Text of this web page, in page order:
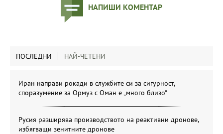
НАПИШИ КОМЕНТАР
ПОСЛЕДНИ НАЙ-ЧЕТЕНИ
Иран направи рокади в службите си за сигурност,
споразумение за Ормуз с Оман е „много близо“
Русия разширява производството на реактивни дронове,
избягващи зенитните дронове